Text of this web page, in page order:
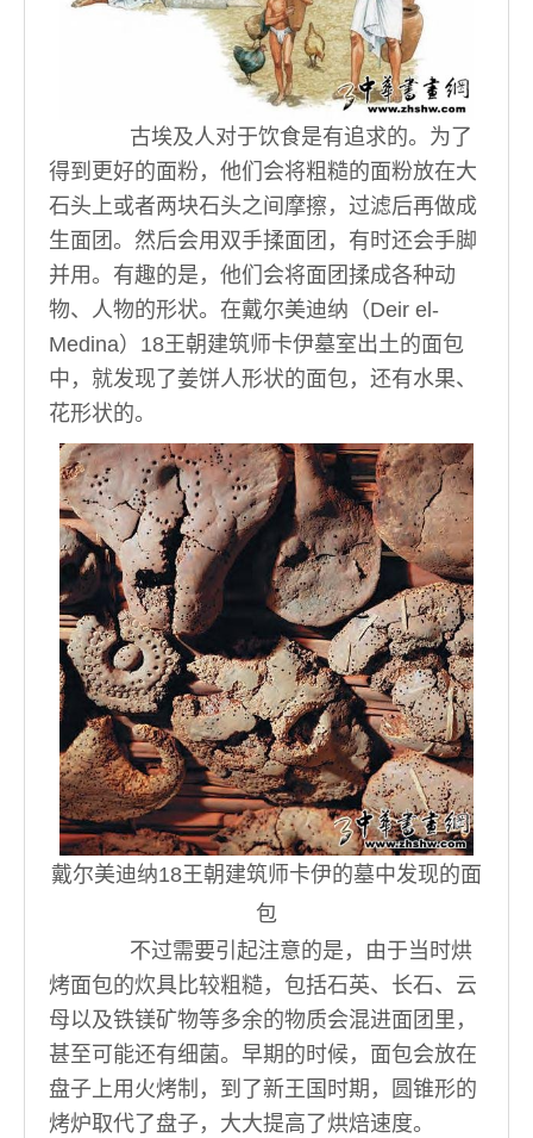
古埃及人对于饮食是有追求的。为了
得到更好的面粉，他们会将粗糙的面粉放在大
石头上或者两块石头之间摩擦，过滤后再做成
生面团。然后会用双手揉面团，有时还会手脚
并用。有趣的是，他们会将面团揉成各种动
物、人物的形状。在戴尔美迪纳（Deir el-
Medina）18王朝建筑师卡伊墓室出土的面包
中，就发现了姜饼人形状的面包，还有水果、
花形状的。
戴尔美迪纳18王朝建筑师卡伊的墓中发现的面
包
不过需要引起注意的是，由于当时烘
烤面包的炊具比较粗糙，包括石英、长石、云
母以及铁镁矿物等多余的物质会混进面团里，
甚至可能还有细菌。早期的时候，面包会放在
盘子上用火烤制，到了新王国时期，圆锥形的
烤炉取代了盘子，大大提高了烘焙速度。